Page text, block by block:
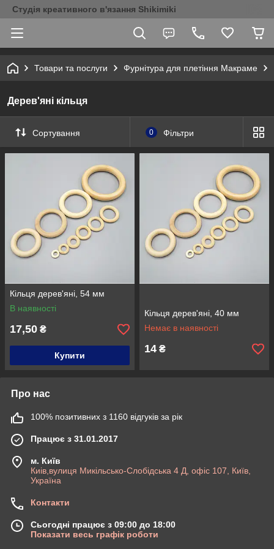
Студія креативного в'язання Shikimiki
Товари та послуги Фурнітура для плетіння Макраме
Дерев'яні кільця
Сортування 0 Фільтри
Кільця дерев'яні, 54 мм
В наявності
17,50 ₴
Купити
Кільця дерев'яні, 40 мм
Немає в наявності
14 ₴
Про нас
100% позитивних з 1160 відгуків за рік
Працює з 31.01.2017
м. Київ
Киів,вулиця Микільсько-Слобідська 4 Д, офіс 107, Київ,
Україна
Контакти
Сьогодні працює з 09:00 до 18:00
Показати весь графік роботи